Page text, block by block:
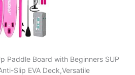
Paddle Board with Beginners SUP
Slip EVA Deck,Versatile